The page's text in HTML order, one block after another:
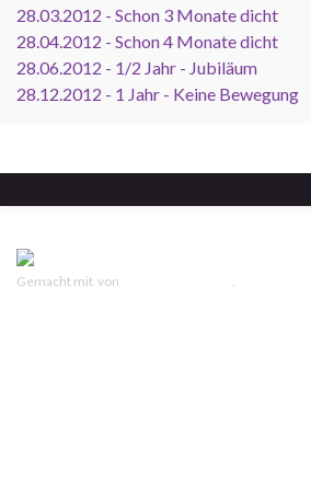
28.03.2012 - Schon 3 Monate dicht
28.04.2012 - Schon 4 Monate dicht
28.06.2012 - 1/2 Jahr - Jubiläum
28.12.2012 - 1 Jahr - Keine Bewegung
Gemacht mit von .